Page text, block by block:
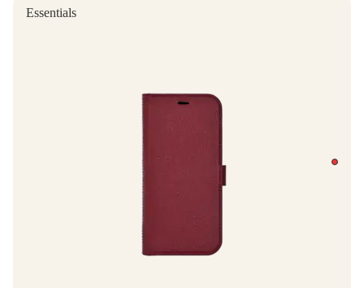
Essentials